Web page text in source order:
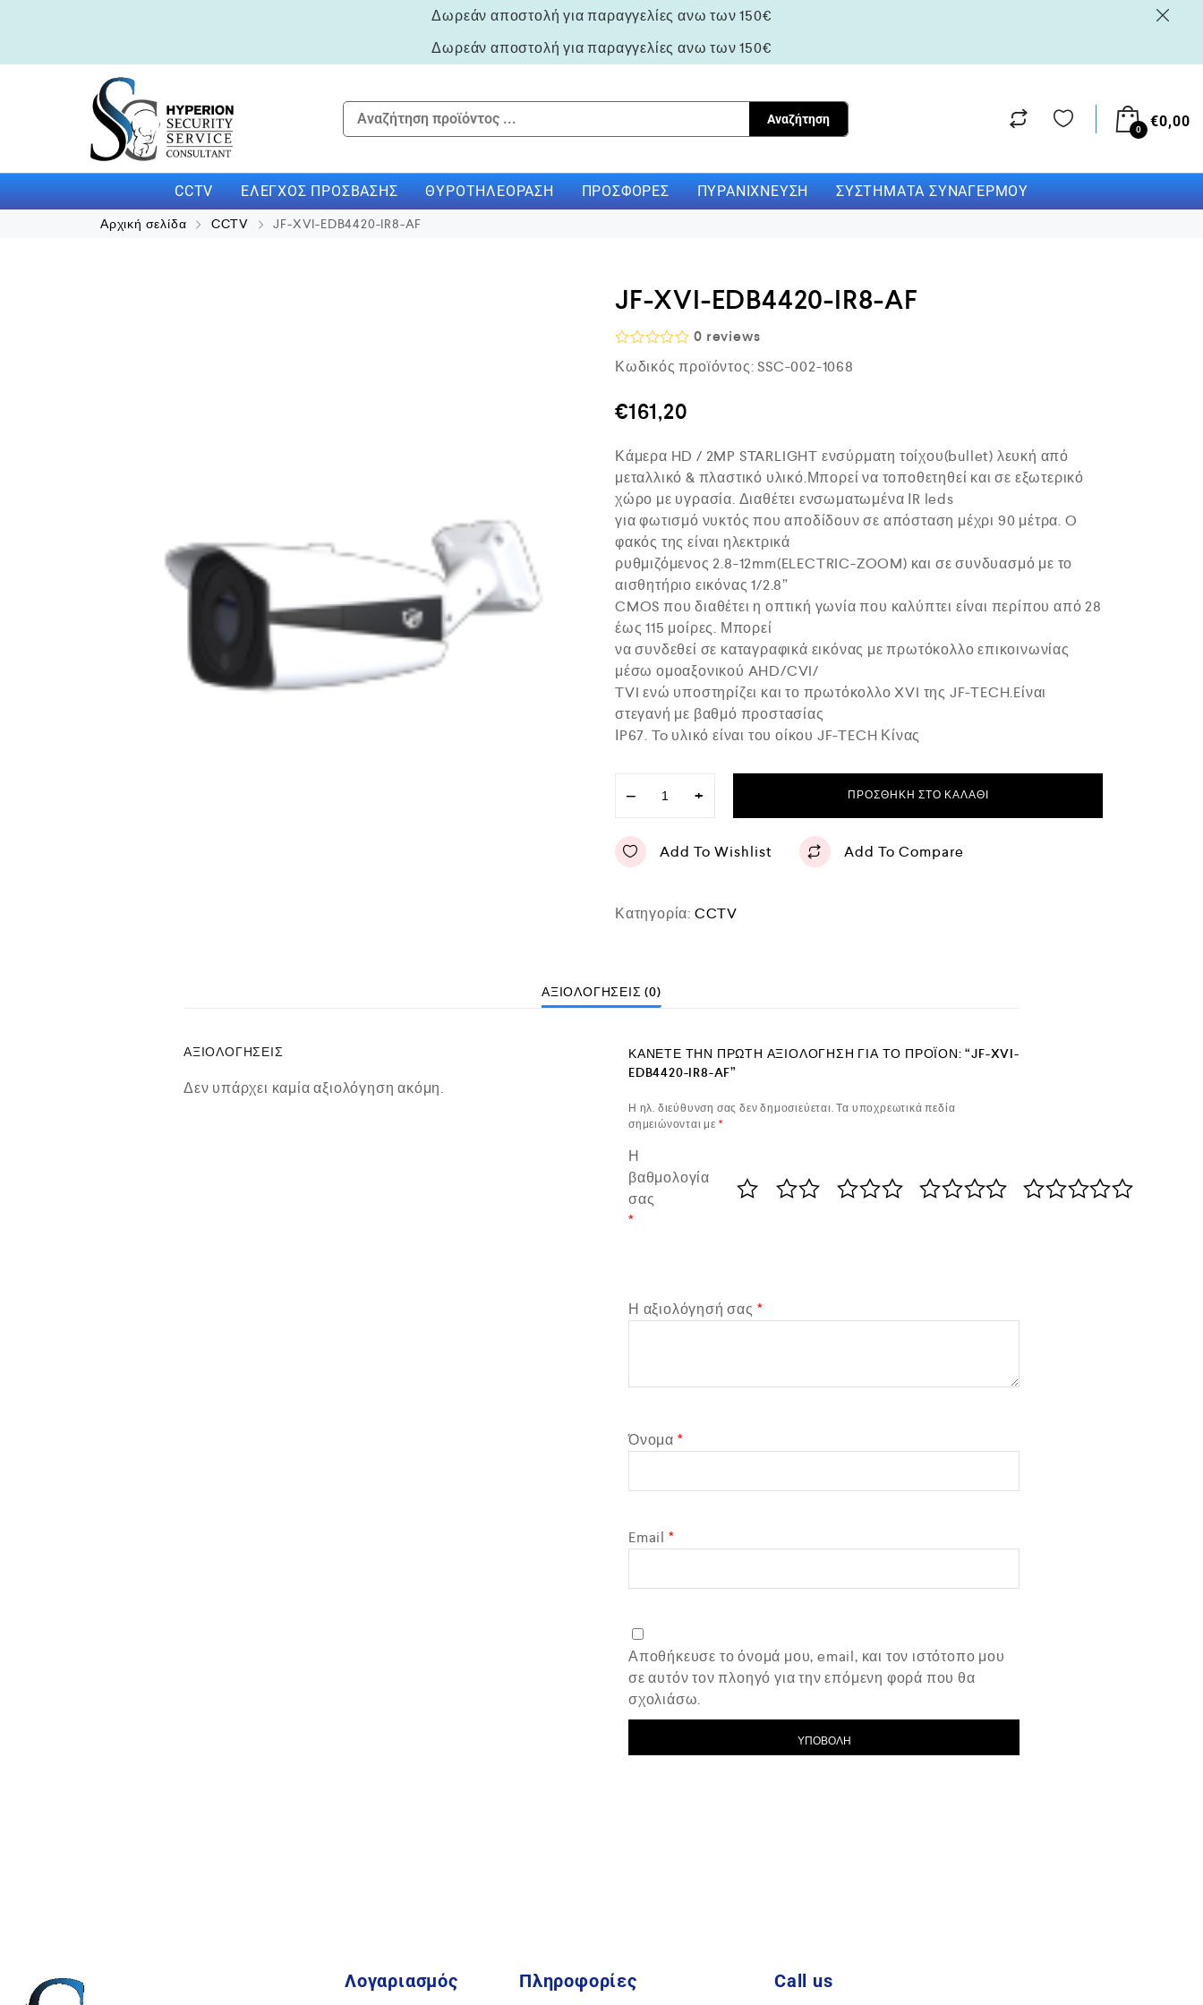
Δωρεάν αποστολή για παραγγελίες ανω των 150€
Δωρεάν αποστολή για παραγγελίες ανω των 150€
Αναζήτηση
0 €0,00
CCTV ΕΛΈΓΧΟΣ ΠΡΌΣΒΑΣΗΣ ΘΥΡΟΤΗΛΕΌΡΑΣΗ ΠΡΟΣΦΟΡΈΣ ΠΥΡΑΝΊΧΝΕΥΣΗ ΣΥΣΤΉΜΑΤΑ ΣΥΝΑΓΕΡΜΟΎ
Αρχική σελίδα CCTV JF-XVI-EDB4420-IR8-AF
JF-XVI-EDB4420-IR8-AF
Β
α
μ
ο
γ
ή
θ
η
κ
ε
μ
ε
α
π
ό
5
0 reviews
Κωδικός προϊόντος: SSC-002-1068
€161,20
Κάμερα HD / 2MP STARLIGHT ενσύρματη τοίχου(bullet) λευκή από
μεταλλικό & πλαστικό υλικό.Μπορεί να τοποθετηθεί και σε εξωτερικό
χώρο με υγρασία. Διαθέτει ενσωματωμένα ΙR leds
για φωτισμό νυκτός που αποδίδουν σε απόσταση μέχρι 90 μέτρα. O
φακός της είναι ηλεκτρικά
ρυθμιζόμενος 2.8-12mm(ELECTRIC-ZOOM) και σε συνδυασμό με το
αισθητήριο εικόνας 1/2.8”
CMOS που διαθέτει η οπτική γωνία που καλύπτει είναι περίπου από 28
έως 115 μοίρες. Μπορεί
να συνδεθεί σε καταγραφικά εικόνας με πρωτόκολλο επικοινωνίας
μέσω ομοαξονικού AHD/CVI/
TVI ενώ υποστηρίζει και το πρωτόκολλο XVI της JF-TECH.Eίναι
στεγανή με βαθμό προστασίας
ΙP67. To υλικό είναι του οίκου JF-TECH Κίνας
− + ΠΡΟΣΘΉΚΗ ΣΤΟ ΚΑΛΆΘΙ
Add To Wishlist Add To Compare
Κατηγορία: CCTV
ΑΞΙΟΛΟΓΉΣΕΙΣ (0)
ΑΞΙΟΛΟΓΉΣΕΙΣ
Δεν υπάρχει καμία αξιολόγηση ακόμη.
ΚΆΝΕΤΕ ΤΗΝ ΠΡΏΤΗ ΑΞΙΟΛΌΓΗΣΗ ΓΙΑ ΤΟ ΠΡΟΪΌΝ: “JF-XVI-
EDB4420-IR8-AF”
Η ηλ. διεύθυνση σας δεν δημοσιεύεται. Τα υποχρεωτικά πεδία
σημειώνονται με *
Η
βαθμολογία
σας
*
Η αξιολόγησή σας *
Όνομα *
Email *
Αποθήκευσε το όνομά μου, email, και τον ιστότοπο μου
σε αυτόν τον πλοηγό για την επόμενη φορά που θα
σχολιάσω.
Λογαριασμός Πληροφορίες Call us